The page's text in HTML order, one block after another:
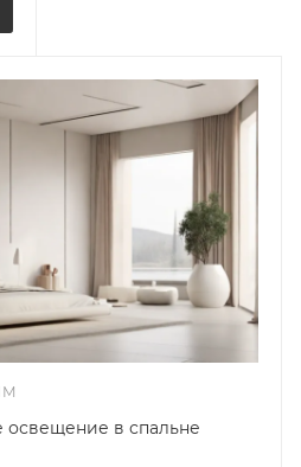
освещение в спальне